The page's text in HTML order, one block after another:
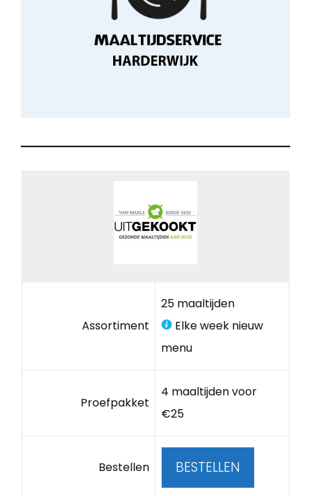
Assortiment
25 maaltijden
Elke week nieuw
menu
Proefpakket
4 maaltijden voor
€25
Bestellen BESTELLEN